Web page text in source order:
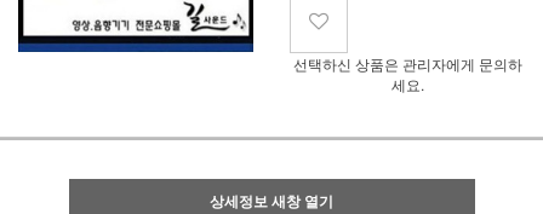
선택하신 상품은 관리자에게 문의하
세요.
상세정보 새창 열기